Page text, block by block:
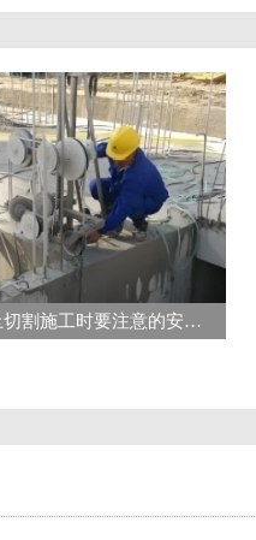
长治混凝土切割施工时要注意的安全要点